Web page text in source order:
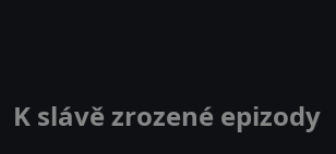
K slávě zrozené epizody